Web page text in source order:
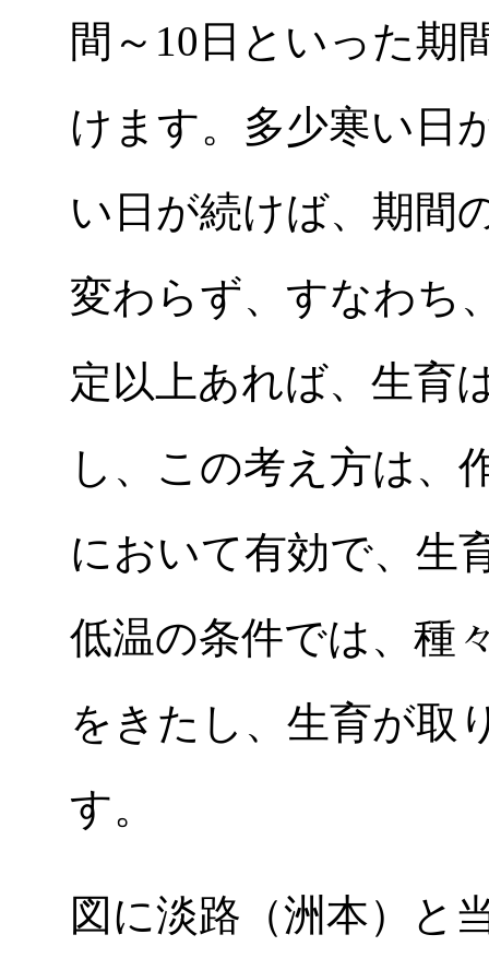
間～10日といった期
けます。多少寒い日
い日が続けば、期間
変わらず、すなわち
定以上あれば、生育
し、この考え方は、
において有効で、生
低温の条件では、種
をきたし、生育が取
す。
図に淡路（洲本）と